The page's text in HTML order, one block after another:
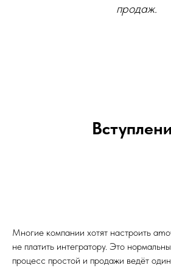
продаж.
Многие компании хотят настроить
не платить интегратору. Это
процесс простой и продажи ведёт